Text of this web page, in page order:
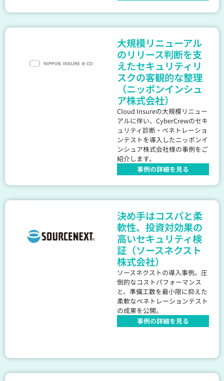
大規模リニューアル
のリリース判断を支
えたセキュリティリ
スクの客観的な整理
（ニッポンインシュ
ア株式会社）
Cloud Insureの大規模リニュー
アルに伴い、CyberCrewのセキ
ュリティ診断・ペネトレーショ
ンテストを導入したニッポンイ
ンシュア株式会社様の事例をご
紹介します。
事例の詳細を見る
決め手はコスパと柔
軟性、投資対効果の
高いセキュリティ検
証（ソースネクスト
株式会社）
ソースネクストの導入事例。圧
倒的なコストパフォーマンス
と、準備工数を最小限に抑えた
柔軟なペネトレーションテスト
の成果を公開。
事例の詳細を見る